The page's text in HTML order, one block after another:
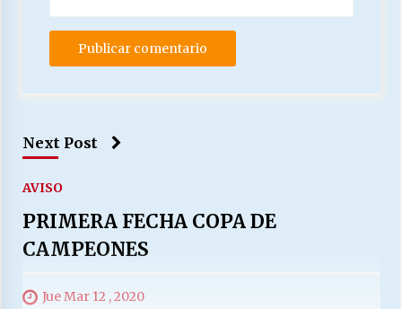
Next Post
AVISO
PRIMERA FECHA COPA DE
CAMPEONES
Jue Mar 12 , 2020